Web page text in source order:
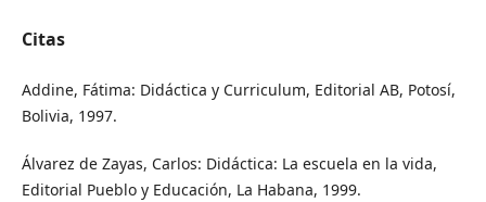
Citas
Addine, Fátima: Didáctica y Curriculum, Editorial AB, Potosí,
Bolivia, 1997.
Álvarez de Zayas, Carlos: Didáctica: La escuela en la vida,
Editorial Pueblo y Educación, La Habana, 1999.